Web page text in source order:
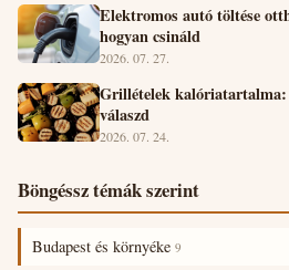
Elektromos autó töltése
hogyan csináld
2026. 07. 27.
Grillételek
válaszd
2026. 07. 24.
Böngéssz témák szerint
Budapest és környéke 9